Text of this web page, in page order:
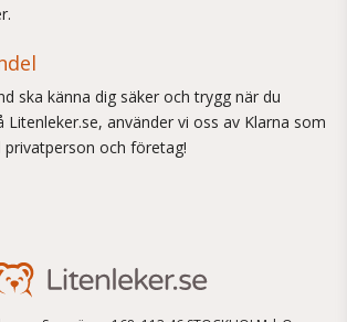
ska känna dig säker och trygg när du
Litenleker.se, använder vi oss av Klarna som
och företag!